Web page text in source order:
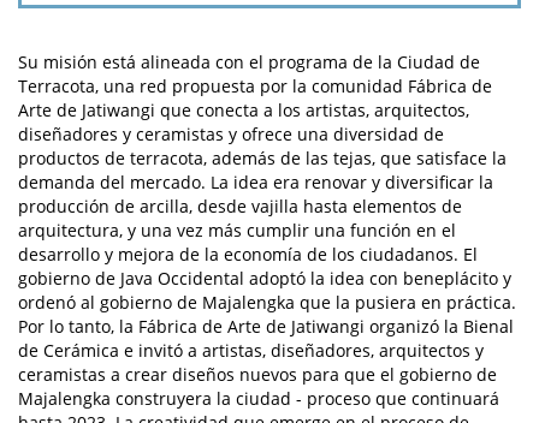
Su misión está alineada con el programa de la Ciudad de
Terracota, una red propuesta por la comunidad Fábrica de
Arte de Jatiwangi que conecta a los artistas, arquitectos,
diseñadores y ceramistas y ofrece una diversidad de
productos de terracota, además de las tejas, que satisface la
demanda del mercado. La idea era renovar y diversificar la
producción de arcilla, desde vajilla hasta elementos de
arquitectura, y una vez más cumplir una función en el
desarrollo y mejora de la economía de los ciudadanos. El
gobierno de Java Occidental adoptó la idea con beneplácito y
ordenó al gobierno de Majalengka que la pusiera en práctica.
Por lo tanto, la Fábrica de Arte de Jatiwangi organizó la Bienal
de Cerámica e invitó a artistas, diseñadores, arquitectos y
ceramistas a crear diseños nuevos para que el gobierno de
Majalengka construyera la ciudad - proceso que continuará